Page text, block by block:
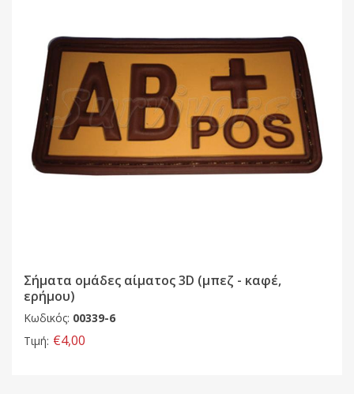
Σήματα ομάδες αίματος 3D (μπεζ - καφέ,
ερήμου)
Κωδικός: 00339-6
Τιμή: €4,00